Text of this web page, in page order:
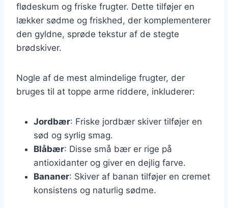
flødeskum og friske frugter. Dette tilføjer en
lækker sødme og friskhed, der komplementerer
den gyldne, sprøde tekstur af de stegte
brødskiver.
Nogle af de mest almindelige frugter, der
bruges til at toppe arme riddere, inkluderer:
Jordbær: Friske jordbær skiver tilføjer en
sød og syrlig smag.
Blåbær: Disse små bær er rige på
antioxidanter og giver en dejlig farve.
Bananer: Skiver af banan tilføjer en cremet
konsistens og naturlig sødme.